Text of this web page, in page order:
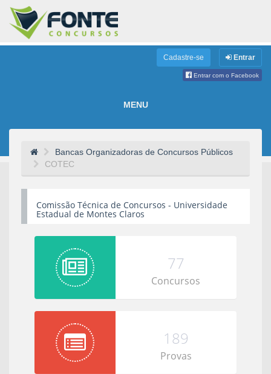
Cadastre-se Entrar
Entrar com o Facebook
MENU
Bancas Organizadoras de Concursos Públicos
COTEC
Comissão Técnica de Concursos - Universidade
Estadual de Montes Claros
77
Concursos
189
Provas